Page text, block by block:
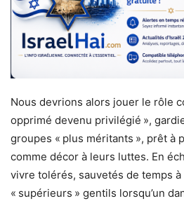
Nous devrions alors jouer le rôle
opprimé devenu privilégié »,
groupes « plus méritants », prêt à
comme décor à leurs luttes. En
vivre tolérés, sauvetés de temps à
« supérieurs » gentils lorsqu’un